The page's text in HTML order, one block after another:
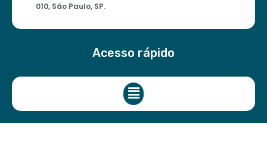
010, São Paulo, SP.
Acesso rápido